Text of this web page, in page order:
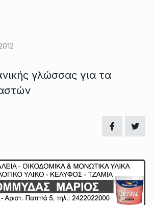
γλώσσας για τα